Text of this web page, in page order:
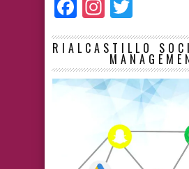
Facebook
RIALCASTILLO